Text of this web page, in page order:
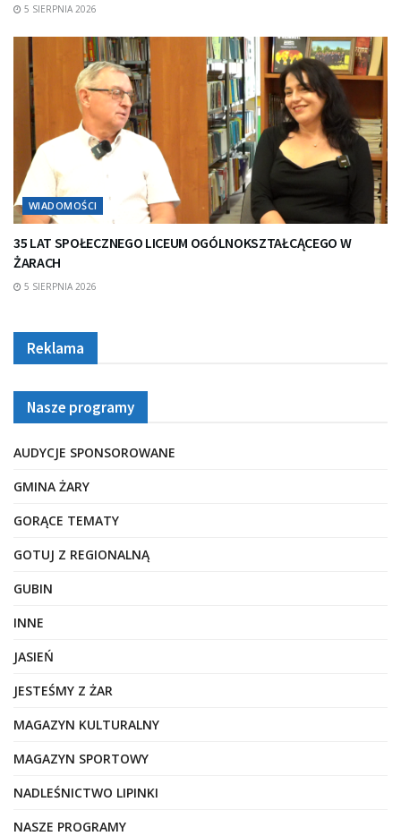
5 SIERPNIA 2026
WIADOMOŚCI
35 LAT SPOŁECZNEGO LICEUM OGÓLNOKSZTAŁCĄCEGO W
ŻARACH
5 SIERPNIA 2026
Reklama
Nasze programy
AUDYCJE SPONSOROWANE
GMINA ŻARY
GORĄCE TEMATY
GOTUJ Z REGIONALNĄ
GUBIN
INNE
JASIEŃ
JESTEŚMY Z ŻAR
MAGAZYN KULTURALNY
MAGAZYN SPORTOWY
NADLEŚNICTWO LIPINKI
NASZE PROGRAMY